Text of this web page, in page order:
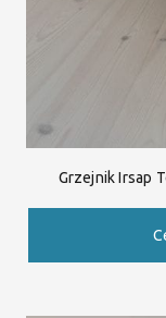
Grzejnik Irsap